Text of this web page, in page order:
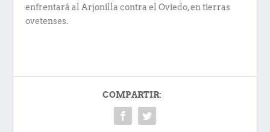
enfrentará al Arjonilla contra el Oviedo, en tierras
ovetenses.
COMPARTIR: